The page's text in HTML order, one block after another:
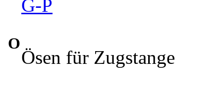
G-P
O
Ösen für Zugstange